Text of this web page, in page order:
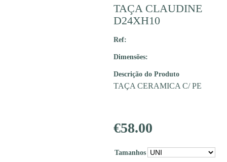
TAÇA CLAUDINE
D24XH10
Ref:
Dimensões:
Descrição do Produto
TAÇA CERAMICA C/ PE
€58.00
Tamanhos